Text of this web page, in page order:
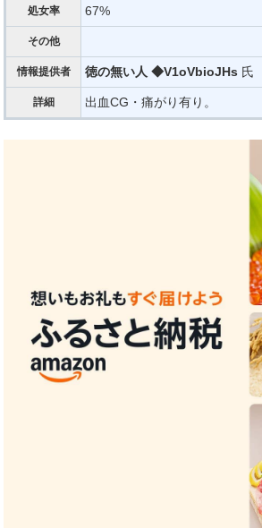
処女率 67%
その他
情報提供者 徳の無い人 ◆V1oVbioJHs 氏
詳細 出血CG・痛がり有り。